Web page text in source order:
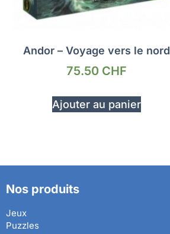
Andor – Voyage vers le nord
75.50 CHF
Ajouter au panier
Nos produits
Jeux
Puzzles